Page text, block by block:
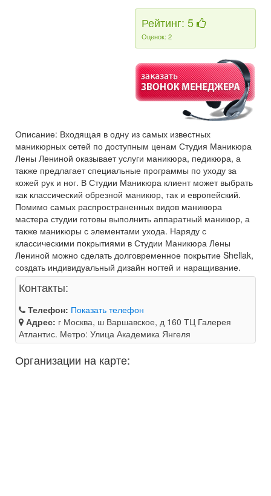
Рейтинг: 5
Оценок: 2
Описание: Входящая в одну из самых известных
маникюрных сетей по доступным ценам Студия Маникюра
Лены Лениной оказывает услуги маникюра, педикюра, а
также предлагает специальные программы по уходу за
кожей рук и ног. В Студии Маникюра клиент может выбрать
как классический обрезной маникюр, так и европейский.
Помимо самых распространенных видов маникюра
мастера студии готовы выполнить аппаратный маникюр, а
также маникюры с элементами ухода. Наряду с
классическими покрытиями в Студии Маникюра Лены
Лениной можно сделать долговременное покрытие Shellak,
создать индивидуальный дизайн ногтей и наращивание.
Контакты:
Телефон: Показать телефон
Адрес: г Москва, ш Варшавское, д 160 ТЦ Галерея
Атлантис. Метро: Улица Академика Янгеля
Организации на карте: